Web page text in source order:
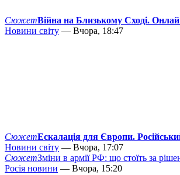
СюжетВійна на Близькому Сході.
Новини світу — Вчора, 18:47
СюжетЕскалація для Європи.
Новини світу — Вчора, 17:07
СюжетЗміни в армії РФ: що стоїть за
Росія новини — Вчора, 15:20